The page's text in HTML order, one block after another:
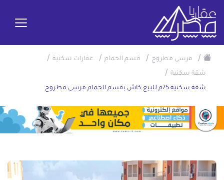
/ مرسى مطروح / قسم الحمام / عقارات سكنية /
شقة سكنية /
شقة سكنية 75م للبيع كاش بقسم الحمام مرسى مطروح